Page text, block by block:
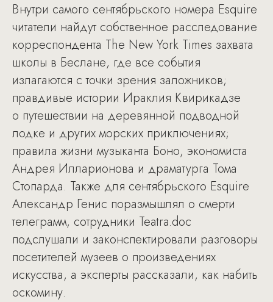
Внутри самого сентябрьского номера Esquire
читатели найдут собственное расследование
корреспондента The New York Times захвата
школы в Беслане, где все события
излагаются с точки зрения заложников;
правдивые истории Ираклия Квирикадзе
о путешествии на деревянной подводной
лодке и других морских приключениях;
правила жизни музыканта Боно, экономиста
Андрея Илларионова и драматурга Тома
Стопарда. Также для сентябрьского Esquire
Александр Генис поразмышлял о смерти
телеграмм, сотрудники Teatra.doc
подслушали и законспектировали разговоры
посетителей музеев о произведениях
искусства, а эксперты рассказали, как набить
оскомину.